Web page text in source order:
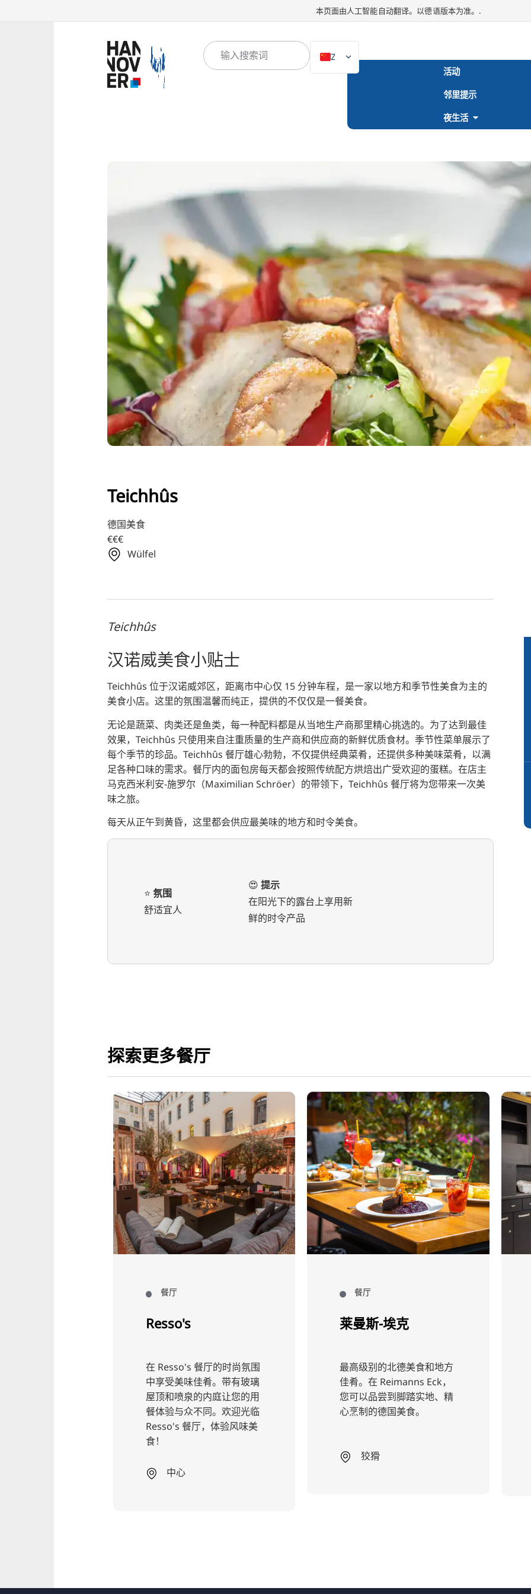
本页面由人工智能自动翻译。以德语版本为准。.
DE
PT
TR
RU
FI
KO
JA
UK
BG
活动
邻里提示
夜生活
Teichhûs
德国美食
€€€
Wülfel
Teichhûs
汉诺威美食小贴士
Teichhûs 位于汉诺威郊区，距离市中心仅 15 分钟车程，是一家以地方和季节性美食为主的
美食小店。这里的氛围温馨而纯正，提供的不仅仅是一餐美食。
无论是蔬菜、肉类还是鱼类，每一种配料都是从当地生产商那里精心挑选的。为了达到最佳
效果，Teichhûs 只使用来自注重质量的生产商和供应商的新鲜优质食材。季节性菜单展示了
每个季节的珍品。Teichhûs 餐厅雄心勃勃，不仅提供经典菜肴，还提供多种美味菜肴，以满
足各种口味的需求。餐厅内的面包房每天都会按照传统配方烘焙出广受欢迎的蛋糕。在店主
马克西米利安-施罗尔（Maximilian Schröer）的带领下，Teichhûs 餐厅将为您带来一次美
味之旅。
每天从正午到黄昏，这里都会供应最美味的地方和时令美食。
⭐️ 氛围
舒适宜人
😍 提示
在阳光下的露台上享用新
鲜的时令产品
探索更多餐厅
餐厅
Resso's
在 Resso's 餐厅的时尚氛围
中享受美味佳肴。带有玻璃
屋顶和喷泉的内庭让您的用
餐体验与众不同。欢迎光临
Resso's 餐厅，体验风味美
食！
中心
餐厅
莱曼斯-埃克
最高级别的北德美食和地方
佳肴。在 Reimanns Eck，
您可以品尝到脚踏实地、精
心烹制的德国美食。
狡猾